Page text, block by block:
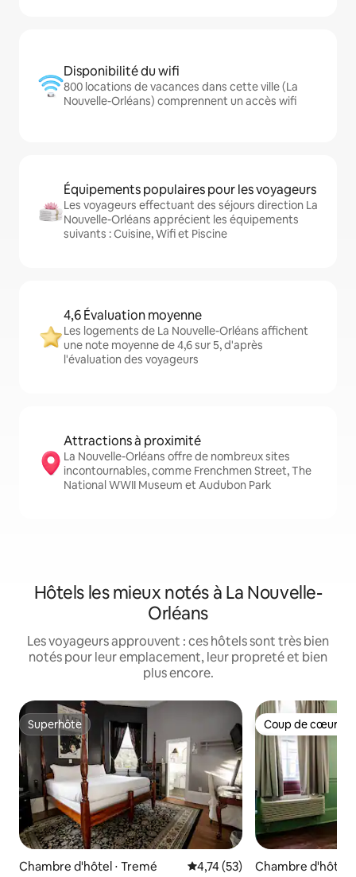
Disponibilité du wifi
800 locations de vacances dans cette ville (La
Nouvelle-Orléans) comprennent un accès wifi
Équipements populaires pour les voyageurs
Les voyageurs effectuant des séjours direction La
Nouvelle-Orléans apprécient les équipements
suivants : Cuisine, Wifi et Piscine
4,6 Évaluation moyenne
Les logements de La Nouvelle-Orléans affichent
une note moyenne de 4,6 sur 5, d'après
l'évaluation des voyageurs
Attractions à proximité
La Nouvelle-Orléans offre de nombreux sites
incontournables, comme Frenchmen Street, The
National WWII Museum et Audubon Park
Hôtels les mieux notés à La Nouvelle-
Orléans
Les voyageurs approuvent : ces hôtels sont très bien
notés pour leur emplacement, leur propreté et bien
plus encore.
Superhôte
Superhôte
Chambre d'hôtel ⋅ Tremé Évaluation moyenne sur la
4,74 (53)
Coup de cœur
Coup de cœur
Chambre d'hôtel